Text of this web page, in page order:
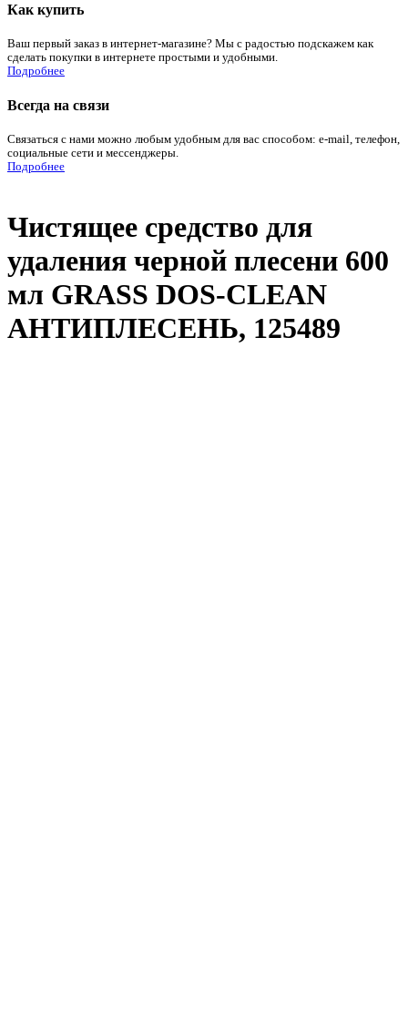
Как купить
Ваш первый заказ в интернет-магазине? Мы с радостью подскажем как
сделать покупки в интернете простыми и удобными.
Подробнее
Всегда на связи
Связаться с нами можно любым удобным для вас способом: e-mail, телефон,
социальные сети и мессенджеры.
Подробнее
Чистящее средство для
удаления черной плесени 600
мл GRASS DOS-CLEAN
АНТИПЛЕСЕНЬ, 125489